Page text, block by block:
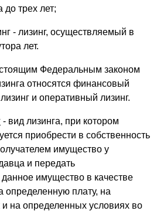
до трех лет;
- лизинг, осуществляемый в
лет.
Федеральным законом
относятся финансовый
и оперативный лизинг.
- вид лизинга, при котором
приобрести в собственность
имущество у
и передать
имущество в качестве
определенную плату, на
на определенных условиях во